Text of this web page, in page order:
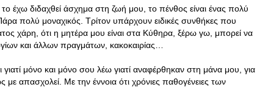
έχω διδαχθεί άσχημα στη ζωή μου, το πένθος είναι ένας πολύ
πολύ μοναχικός. Τρίτον υπάρχουν ειδικές συνθήκες που
χάρη, ότι η μητέρα μου είναι στα Κύθηρα, ξέρω γω, μπορεί να
και άλλων πραγμάτων, κακοκαιρίας…
μόνο και μόνο σου λέω γιατί αναφέρθηκαν στη μάνα μου, για
με απασχολεί. Με την έννοια ότι χρόνιες παθογένειες των